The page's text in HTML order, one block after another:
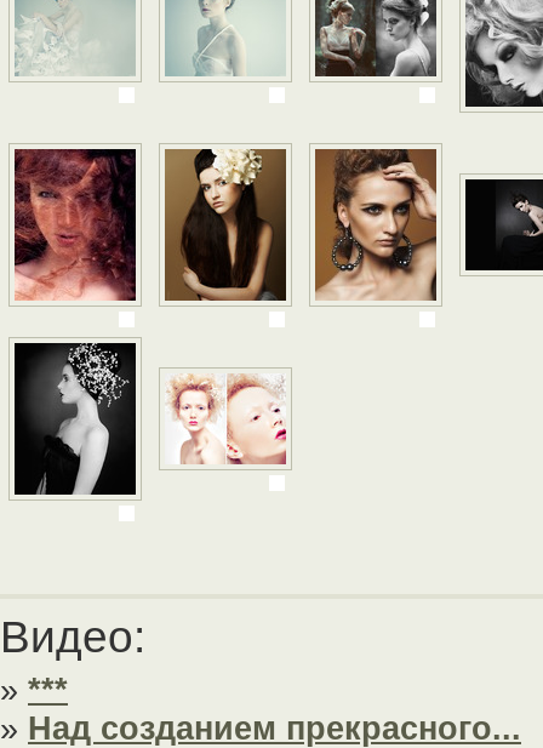
Видео:
» ***
» Над созданием прекрасного...